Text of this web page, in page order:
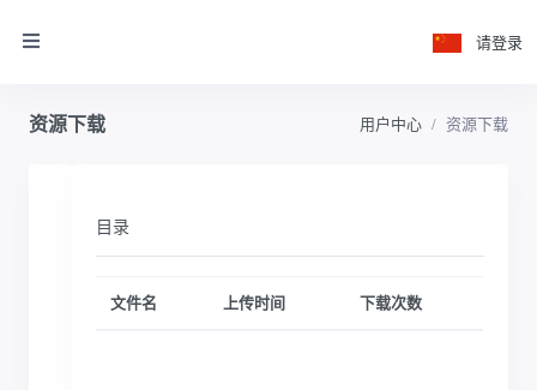
请登录
资源下载 用户中心 资源下载
目录
文件名 上传时间 下载次数